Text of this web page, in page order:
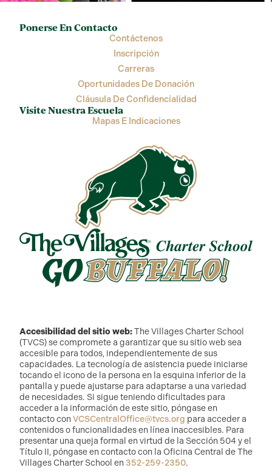
Ponerse En Contacto
Contáctenos
Inscripción
Carreras
Oportunidades De Donación
Cláusula De Confidencialidad
Visite Nuestra Escuela
Mapas E Indicaciones
Accesibilidad del sitio web:The Villages Charter School
(TVCS) se compromete a garantizar que su sitio web sea
accesible para todos, independientemente de sus
capacidades. La tecnología de asistencia puede iniciarse
tocando el icono de la persona en la esquina inferior de la
pantalla y puede ajustarse para adaptarse a una variedad
de necesidades. Si sigue teniendo dificultades para
acceder a la información de este sitio, póngase en
contacto con VCSCentralOffice@tvcs.org para acceder a
contenidos o funcionalidades en línea inaccesibles. Para
presentar una queja formal en virtud de la Sección 504 y el
Título II, póngase en contacto con la Oficina Central de The
Villages Charter School en 352-259-2350.